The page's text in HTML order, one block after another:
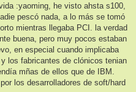
:yaoming, he visto ahsta s100,
pescó nada, a lo más se tomó
mientras llegaba PCI. la verdad
buena, pero muy pocos estaban
en especial cuando implicaba
los fabricantes de clónicos tenian
mñas de ellos que de IBM.
los desarrolladores de soft/hard